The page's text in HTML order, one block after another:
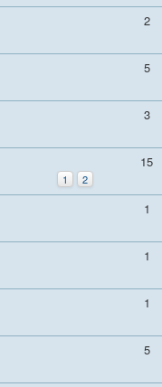
2
5
3
1 2
15
1
1
1
5